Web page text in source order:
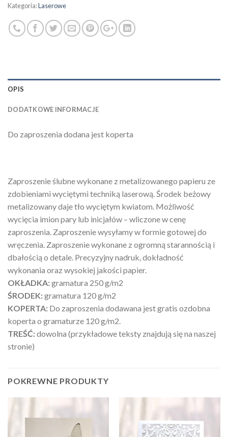
Kategoria:Laserowe
OPIS
DODATKOWE INFORMACJE
Do zaproszenia dodana jest koperta
Zaproszenie ślubne wykonane z metalizowanego papieru ze
zdobieniami wyciętymi techniką laserową. Środek beżowy
metalizowany daje tło wyciętym kwiatom. Możliwość
wycięcia imion pary lub inicjałów – wliczone w cenę
zaproszenia. Zaproszenie wysyłamy w formie gotowej do
wręczenia. Zaproszenie wykonane z ogromną starannością i
dbałością o detale. Precyzyjny nadruk, dokładność
wykonania oraz wysokiej jakości papier.
OKŁADKA:gramatura 250 g/m2
ŚRODEK:gramatura 120 g/m2
KOPERTA: Do zaproszenia dodawana jest gratis ozdobna
koperta o gramaturze 120 g/m2.
TREŚĆ:dowolna (przykładowe teksty znajdują się na naszej
stronie)
POKREWNE PRODUKTY